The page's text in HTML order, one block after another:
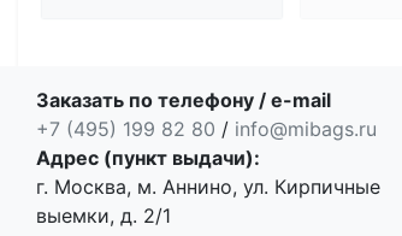
Заказать по телефону / e-mail
+7 (495) 199 82 80 / info@mibags.ru
Адрес (пункт выдачи):
г. Москва, м. Аннино, ул. Кирпичные
выемки, д. 2/1